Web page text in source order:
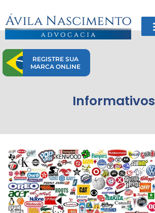
para
o
conteúdo
REGISTRE SUA
MARCA ONLINE
Informativos